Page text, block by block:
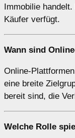
Immobilie
Käufer verfügt.
Wann sind
Online-
eine breite
bereit sind, die
Welche Rolle